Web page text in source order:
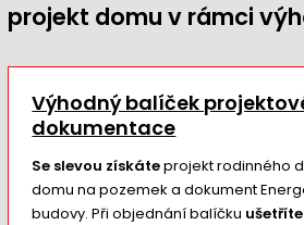
projekt domu v rámci
Výhodný balíček
dokumentace
Se slevou získáteprojekt rodinného
domu na pozemek a dokument
budovy. Při objednání balíčku